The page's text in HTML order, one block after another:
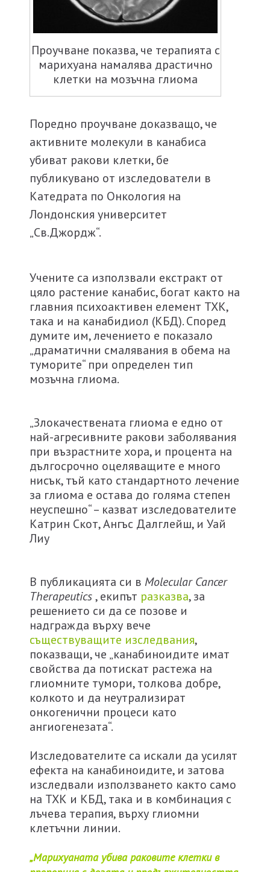
Проучване показва, че терапията с
марихуана намалява драстично
клетки на мозъчна глиома
Поредно проучване доказващо, че
активните молекули в канабиса
убиват ракови клетки, бе
публикувано от изследователи в
Катедрата по Онкология на
Лондонския университет
„Св.Джордж“.
Учените са използвали екстракт от
цяло растение канабис, богат както на
главния психоактивен елемент ТХК,
така и на канабидиол (КБД). Според
думите им, лечението е показало
„драматични смалявания в обема на
туморите“ при определен тип
мозъчна глиома.
„Злокачествената глиома е едно от
най-агресивните ракови заболявания
при възрастните хора, и процента на
дългосрочно оцеляващите е много
нисък, тъй като стандартното лечение
за глиома е остава до голяма степен
неуспешно“ – казват изследователите
Катрин Скот, Ангъс Далглейш, и Уай
Лиу
В публикацията си в Molecular Cancer
Therapeutics, екипът разказва, за
решението си да се позове и
надгражда върху вече
съществуващите изследвания,
показващи, че „канабиноидите имат
свойства да потискат растежа на
глиомните тумори, толкова добре,
колкото и да неутрализират
онкогенични процеси като
ангиогенезата“.
Изследователите са искали да усилят
ефекта на канабиноидите, и затова
изследвали използването както само
на ТХК и КБД, така и в комбинация с
лъчева терапия, върху глиомни
клетъчни линии.
„Марихуаната убива раковите клетки в